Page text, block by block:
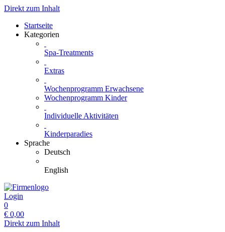
Direkt zum Inhalt
Startseite
Kategorien
Spa-Treatments
Extras
Wochenprogramm Erwachsene
Wochenprogramm Kinder
Individuelle Aktivitäten
Kinderparadies
Sprache
Deutsch
English
Login
0
€ 0,00
Direkt zum Inhalt